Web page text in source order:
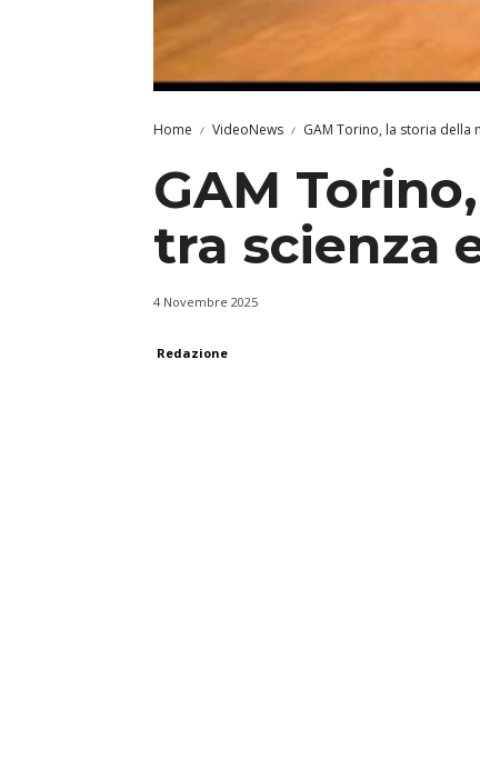
Home VideoNews GAM Torino, la storia della
GAM
tra scienza
4 Novembre 2025
Redazione